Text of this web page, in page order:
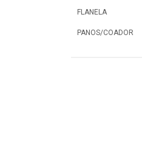
FLANELA
PANOS/COADOR